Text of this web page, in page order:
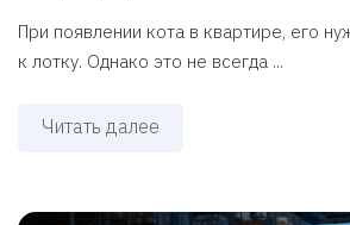
При появлении кота в квартире, его
к лотку. Однако это не всегда ...
Читать далее